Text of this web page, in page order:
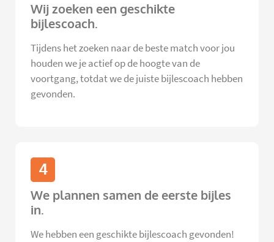
Wij zoeken een geschikte
bijlescoach.
Tijdens het zoeken naar de beste match voor jou
houden we je actief op de hoogte van de
voortgang, totdat we de juiste bijlescoach hebben
gevonden.
4
We plannen samen de eerste bijles
in.
We hebben een geschikte bijlescoach gevonden!